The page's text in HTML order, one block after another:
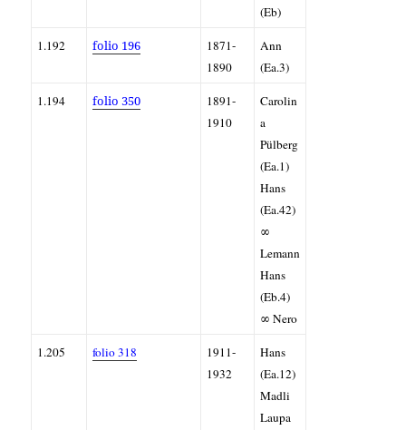
(Eb)
1.192 folio 196
1871-
1890
Ann
(Ea.3)
1.194 folio 350
1891-
1910
Carolin
a
Pülberg
(Ea.1)
Hans
(Ea.42)
∞
Lemann
Hans
(Eb.4)
∞ Nero
1.205 folio 318
1911-
1932
Hans
(Ea.12)
Madli
Laupa